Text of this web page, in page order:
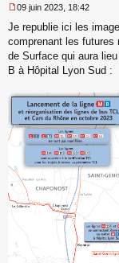
e
s
s
a
g
n
o
n
u
09 juin 2023, 18:42
Je republie ici les
comprenant les futures
de Surface qui aura
B à Hôpital Lyon Sud :